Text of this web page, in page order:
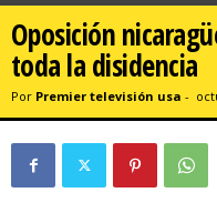
Oposición
toda la disidencia
Por Premier televisión usa -